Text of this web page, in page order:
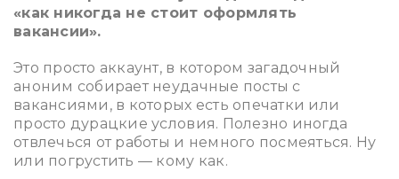
«как никогда не стоит оформлять
вакансии».
Это просто аккаунт, в котором загадочный
аноним собирает неудачные посты с
вакансиями, в которых есть опечатки или
просто дурацкие условия. Полезно иногда
отвлечься от работы и немного посмеяться. Ну
или погрустить — кому как.